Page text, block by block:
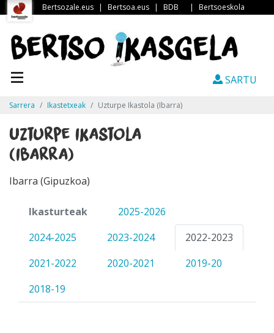
Bertsozale.eus | Bertsoa.eus | BDB | Bertsoeskola
SARTU
Sarrera Ikastetxeak Uzturpe Ikastola (Ibarra)
Uzturpe Ikastola
(Ibarra)
Ibarra (Gipuzkoa)
Ikasturteak
2025-2026
2024-2025
2023-2024
2022-2023
2021-2022
2020-2021
2019-20
2018-19